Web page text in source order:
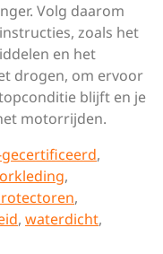
Volg daarom
zoals het
en het
drogen, om ervoor
blijft en je
motorrijden.
gecertificeerd,
,
,
, waterdicht,